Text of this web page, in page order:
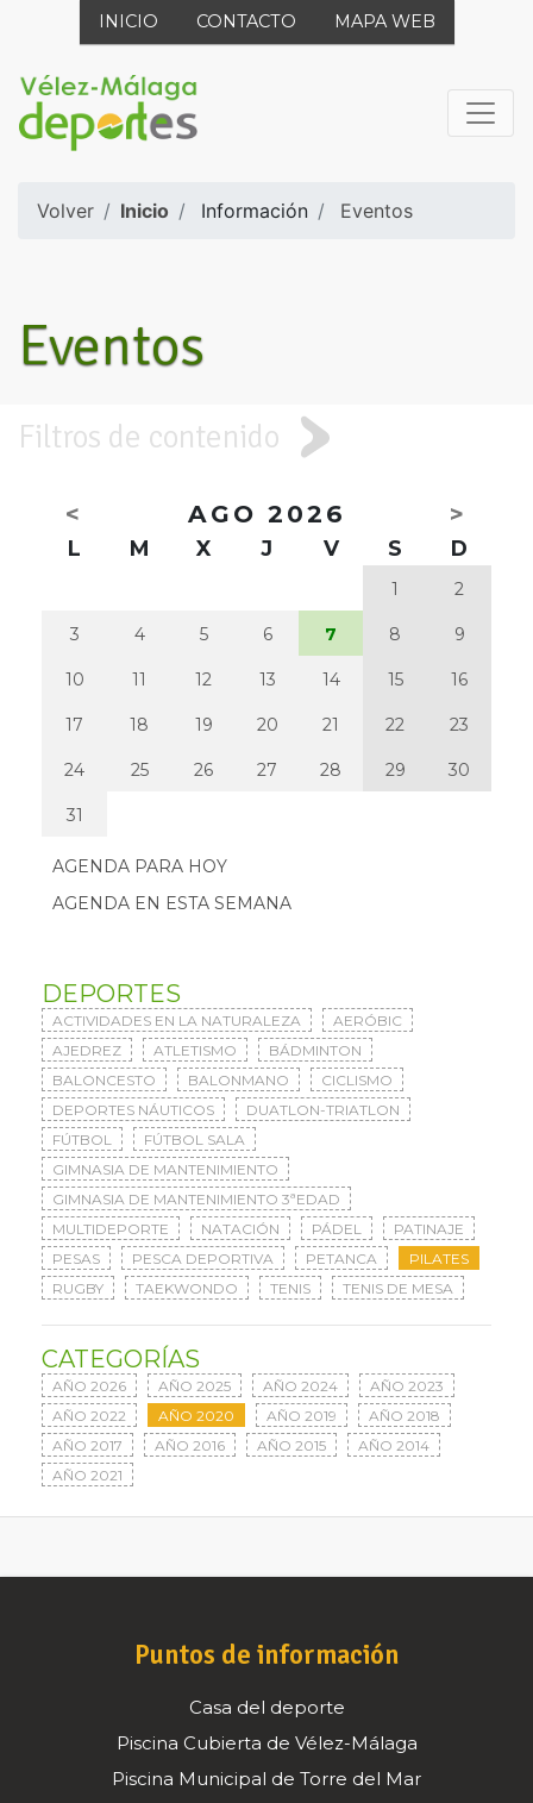
INICIO CONTACTO MAPA WEB
Volver Inicio Información Eventos
Eventos
Filtros de contenido
< AGO 2026 >
L M X J V S D
1 2
3 4 5 6 7 8 9
10 11 12 13 14 15 16
17 18 19 20 21 22 23
24 25 26 27 28 29 30
31
AGENDA PARA HOY
AGENDA EN ESTA SEMANA
DEPORTES
ACTIVIDADES EN LA NATURALEZA
AERÓBIC
AJEDREZ
ATLETISMO
BÁDMINTON
BALONCESTO
BALONMANO
CICLISMO
DEPORTES NÁUTICOS
DUATLON-TRIATLON
FÚTBOL
FÚTBOL SALA
GIMNASIA DE MANTENIMIENTO
GIMNASIA DE MANTENIMIENTO 3ªEDAD
MULTIDEPORTE
NATACIÓN PÁDEL
PATINAJE
PESAS
PESCA DEPORTIVA PETANCA
PILATES
RUGBY
TAEKWONDO TENIS TENIS DE MESA
CATEGORÍAS
AÑO 2026 AÑO 2025 AÑO 2024
AÑO 2023
AÑO 2022
AÑO 2020 AÑO 2019
AÑO 2018
AÑO 2017
AÑO 2016 AÑO 2015
AÑO 2014
AÑO 2021
Puntos de información
Casa del deporte
Piscina Cubierta de Vélez-Málaga
Piscina Municipal de Torre del Mar